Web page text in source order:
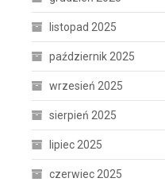
listopad 2025
październik 2025
wrzesień 2025
sierpień 2025
lipiec 2025
czerwiec 2025